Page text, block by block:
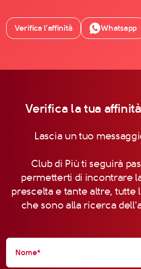
Verifica l’affinità Whatsapp
Verifica la tua
Lascia un tuo
Club di Più ti seguirà
permetterti di incontrare
prescelta e tante altre, tutte
che sono alla ricerca